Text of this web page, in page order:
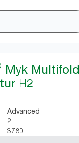
Myk Multifold
H2
Advanced
2
3780